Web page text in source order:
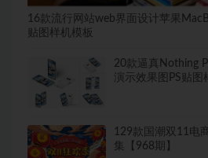
16款流行网站web界面设计苹果
贴图样机模板
20款逼真Nothing
演示效果图PS贴图
129款国潮双11电
集【968期】